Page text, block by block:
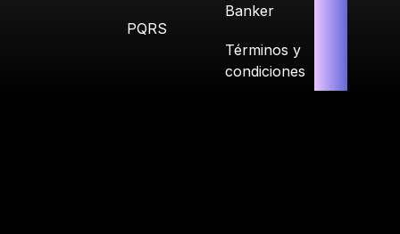
PQRS
Banker
Términos y
condiciones